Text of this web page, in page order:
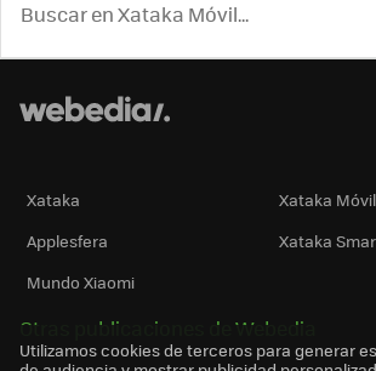
Xataka
Xataka Móvil
Applesfera
Xataka
Mundo Xiaomi
Otras publicaciones de Webedia
Utilizamos cookies de terceros para generar